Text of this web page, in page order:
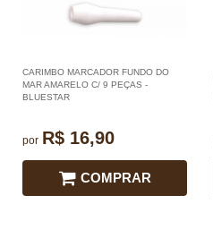
CARIMBO MARCADOR FUNDO DO
MAR AMARELO C/ 9 PEÇAS -
BLUESTAR
por R$ 16,90
COMPRAR